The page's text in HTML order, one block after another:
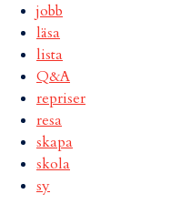
jobb
läsa
lista
Q&A
repriser
resa
skapa
skola
sy